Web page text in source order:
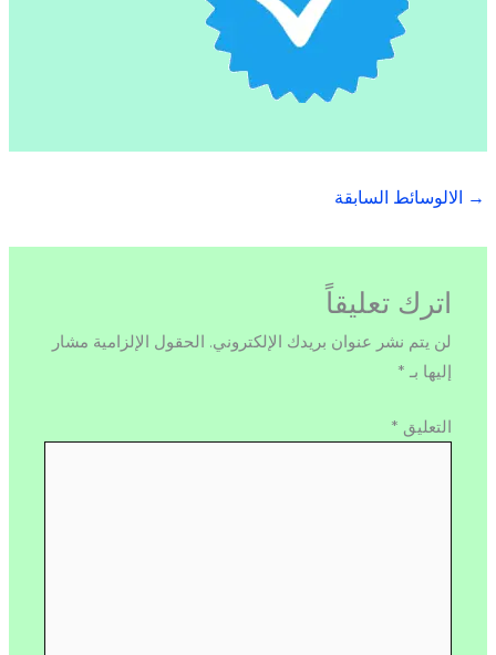
→ الالوسائط السابقة
اترك تعليقاً
لن يتم نشر عنوان بريدك الإلكتروني. الحقول الإلزامية مشار
إليها بـ *
التعليق *